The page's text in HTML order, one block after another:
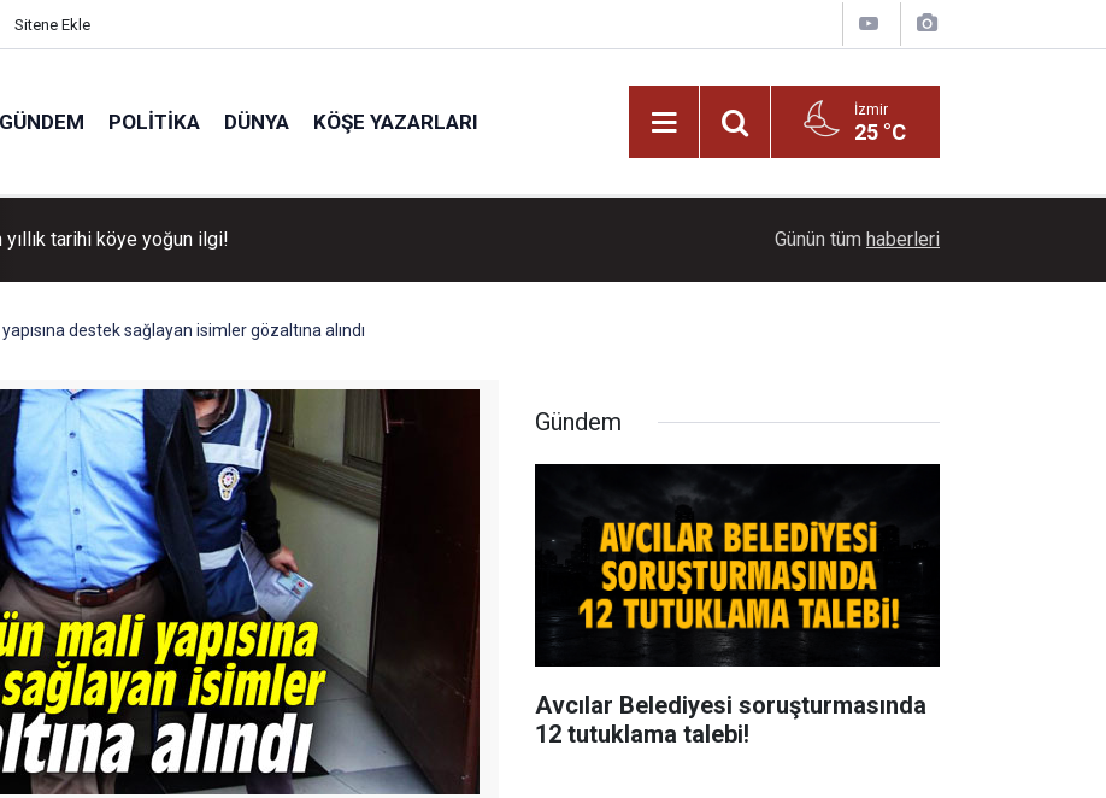
Sitene Ekle
GÜNDEM POLITIKA DÜNYA KÖŞE YAZARLARI İzmir
25 °C
yıllık tarihi köye yoğun ilgi! Başkan İlkay Çiçek tutuklandı!
Günün tüm haberleri
destek sağlayan isimler gözaltına alındı
Gündem
Avcılar Belediyesi soruşturmasında
12 tutuklama talebi!